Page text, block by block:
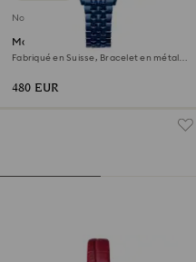
Nouveau
Montre Octea moon
Fabriqué en Suisse, Bracelet en métal,
480 EUR